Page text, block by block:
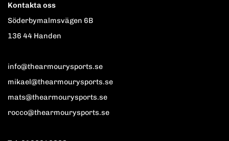
Kontakta oss
Söderbymalmsvägen 6B
136 44 Handen
info@thearmourysports.se
mikael@thearmourysports.se
mats@thearmourysports.se
rocco@thearmourysports.se